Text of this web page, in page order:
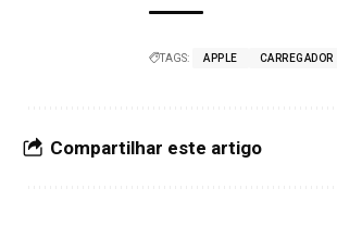
TAGS: APPLE CARREGADOR
Compartilhar este artigo